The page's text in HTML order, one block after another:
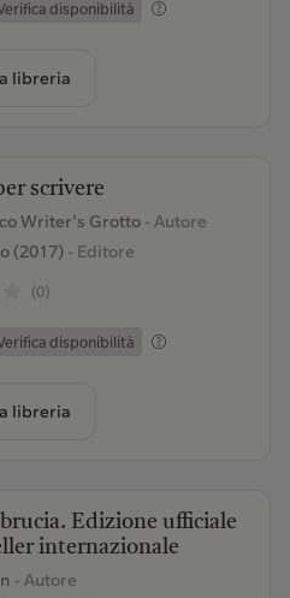
disponibilità
libreria
scrivere
Writer's Grotto - Autore
(2017)- Editore
(0)
disponibilità
libreria
Edizione ufficiale
internazionale
- Autore